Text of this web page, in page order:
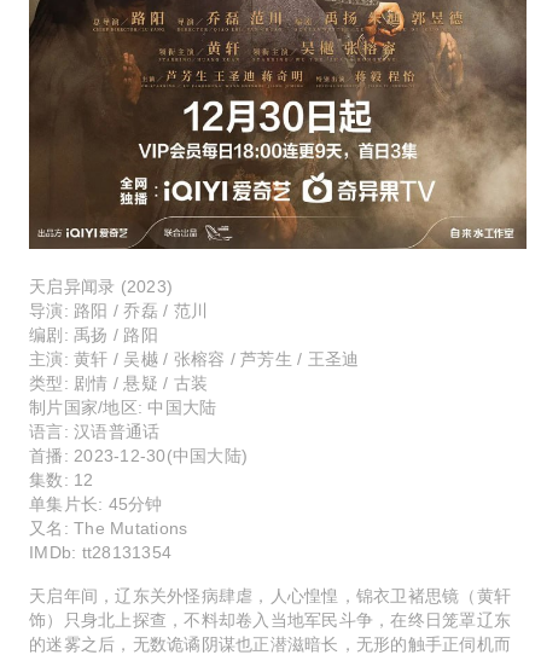
天启异闻录 (2023)
导演: 路阳 / 乔磊 / 范川
编剧: 禹扬 / 路阳
主演: 黄轩 / 吴樾 / 张榕容 / 芦芳生 / 王圣迪
类型: 剧情 / 悬疑 / 古装
制片国家/地区: 中国大陆
语言: 汉语普通话
首播: 2023-12-30(中国大陆)
集数: 12
单集片长: 45分钟
又名: The Mutations
IMDb: tt28131354
天启年间，辽东关外怪病肆虐，人心惶惶，锦衣卫褚思镜（黄轩
饰）只身北上探查，不料却卷入当地军民斗争，在终日笼罩辽东
的迷雾之后，无数诡谲阴谋也正潜滋暗长，无形的触手正伺机而